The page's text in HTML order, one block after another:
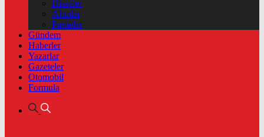
Hisseler
Altınlar
Pariteler
Gündem
Haberler
Yazarlar
Gazeteler
Otomobil
Formula